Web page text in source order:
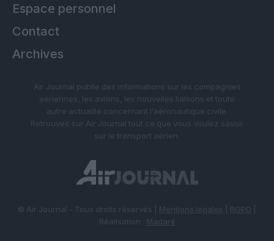
Espace personnel
Contact
Archives